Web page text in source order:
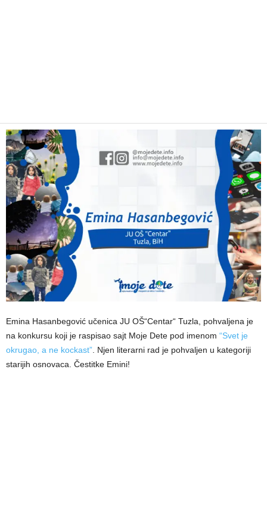
Emina Hasanbegović učenica JU OŠ“Centar“ Tuzla, pohvaljena je
na konkursu koji je raspisao sajt Moje Dete pod imenom “Svet je
okrugao, a ne kockast” . Njen literarni rad je pohvaljen u kategoriji
starijih osnovaca. Čestitke Emini!